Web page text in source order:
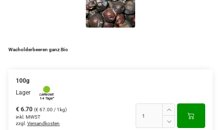
Wacholderbeeren ganz Bio
100g
Lager
€ 6.70 (€ 67.00 / 1kg)
inkl. MWST
zzgl. Versandkosten